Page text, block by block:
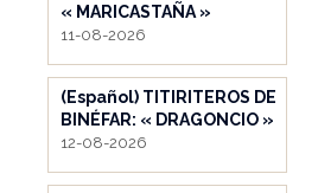
« MARICASTAÑA »
11-08-2026
(Español) TITIRITEROS DE
BINÉFAR: « DRAGONCIO »
12-08-2026